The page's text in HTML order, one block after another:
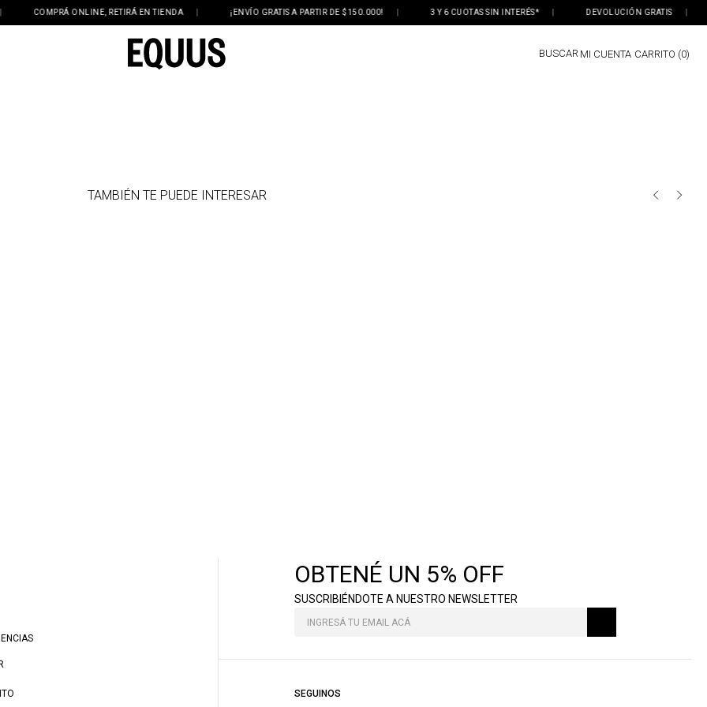
COMPRÁ ONLINE, RETIRÁ EN TIENDA ¡ENVÍO GRATIS A PARTIR DE $150.000! 3 Y 6 CUOTAS SIN INTERÉS* DEVOLUCIÓN GRATIS
BUSCAR MI CUENTA 0
TAMBIÉN TE PUEDE INTERESAR
OBTENÉ UN 5% OFF
SUSCRIBIÉNDOTE A NUESTRO NEWSLETTER
SEGUINOS